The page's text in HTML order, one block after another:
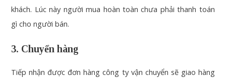
khách. Lúc này người mua hoàn toàn chưa phải thanh toán
gì cho người bán.
3. Chuyển hàng
Tiếp nhận được đơn hàng công ty vận chuyển sẽ giao hàng